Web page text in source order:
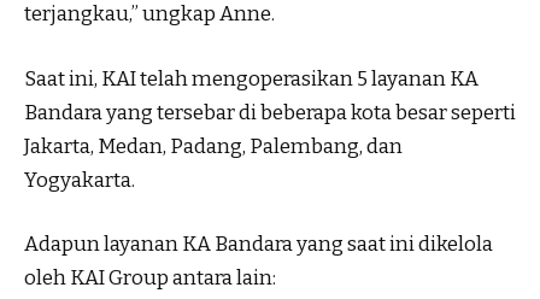
terjangkau,” ungkap Anne.
Saat ini, KAI telah mengoperasikan 5 layanan KA
Bandara yang tersebar di beberapa kota besar seperti
Jakarta, Medan, Padang, Palembang, dan
Yogyakarta.
Adapun layanan KA Bandara yang saat ini dikelola
oleh KAI Group antara lain: